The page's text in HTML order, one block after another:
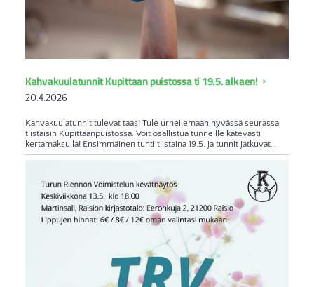
Kahvakuulatunnit Kupittaan puistossa ti 19.5. alkaen!
20.4.2026
Kahvakuulatunnit tulevat taas! Tule urheilemaan hyvässä seurassa
tiistaisin Kupittaanpuistossa. Voit osallistua tunneille kätevästi
kertamaksulla! Ensimmäinen tunti tiistaina 19.5. ja tunnit jatkuvat…